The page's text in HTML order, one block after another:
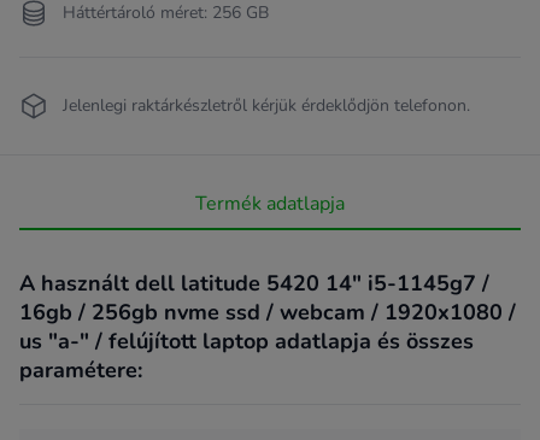
Háttértároló méret: 256 GB
Jelenlegi raktárkészletről kérjük érdeklődjön telefonon.
Termék adatlapja
A használt dell latitude 5420 14" i5-1145g7 /
16gb / 256gb nvme ssd / webcam / 1920x1080 /
us "a-" / felújított laptop adatlapja és összes
paramétere: